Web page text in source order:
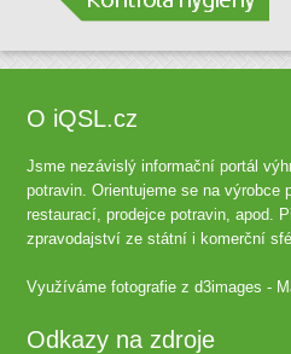
O iQSL.cz
Jsme nezávislý informační portál
potravin. Orientujeme se na výrobce
restaurací, prodejce potravin, apod.
zpravodajství ze státní i komerční
Využíváme fotografie zd3images -
Odkazy na zdroje